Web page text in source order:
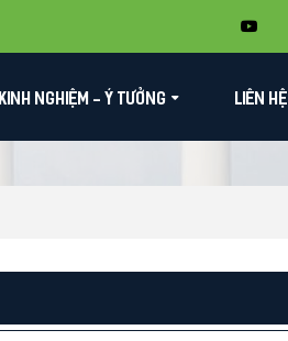
KINH NGHIỆM - Ý TƯỞNG LIÊN HỆ